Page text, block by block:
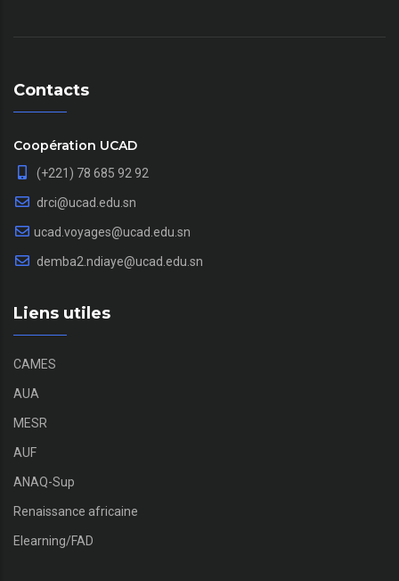
Contacts
Coopération UCAD
(+221) 78 685 92 92
drci@ucad.edu.sn
ucad.voyages@ucad.edu.sn
demba2.ndiaye@ucad.edu.sn
Liens utiles
CAMES
AUA
MESR
AUF
ANAQ-Sup
Renaissance africaine
Elearning/FAD